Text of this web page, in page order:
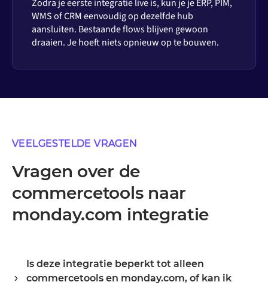
Zodra je eerste integratie live is, kun je je ERP, PIM,
WMS of CRM eenvoudig op dezelfde hub
aansluiten. Bestaande flows blijven gewoon
draaien. Je hoeft niets opnieuw op te bouwen.
VEELGESTELDE VRAGEN
Vragen over de
commercetools naar
monday.com integratie
Is deze integratie beperkt tot alleen
commercetools en monday.com, of kan ik